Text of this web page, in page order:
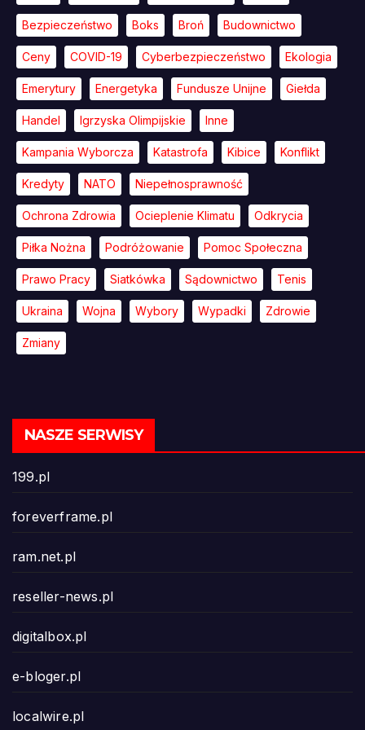
Bezpieczeństwo Boks Broń Budownictwo
Ceny COVID-19 Cyberbezpieczeństwo Ekologia
Emerytury Energetyka Fundusze Unijne Giełda
Handel Igrzyska Olimpijskie Inne
Kampania Wyborcza Katastrofa Kibice Konflikt
Kredyty NATO Niepełnosprawność
Ochrona Zdrowia Ocieplenie Klimatu Odkrycia
Piłka Nożna Podróżowanie Pomoc Społeczna
Prawo Pracy Siatkówka Sądownictwo Tenis
Ukraina Wojna Wybory Wypadki Zdrowie
Zmiany
NASZE SERWISY
199.pl
foreverframe.pl
ram.net.pl
reseller-news.pl
digitalbox.pl
e-bloger.pl
localwire.pl